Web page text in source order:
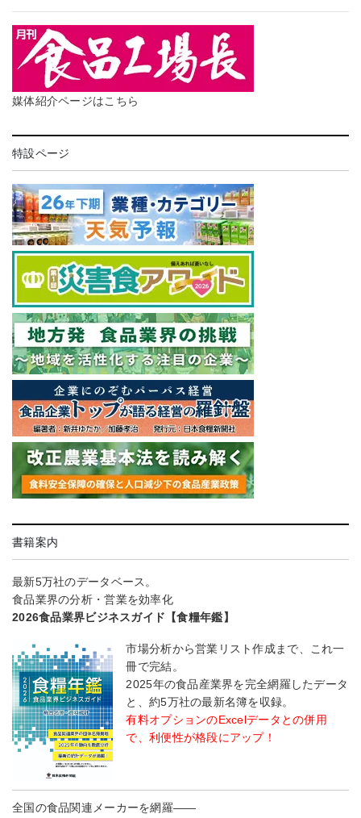
媒体紹介ページはこちら
特設ページ
書籍案内
最新5万社のデータベース。
食品業界の分析・営業を効率化
2026食品業界ビジネスガイド【食糧年鑑】
市場分析から営業リスト作成まで、これ一
冊で完結。
2025年の食品産業界を完全網羅したデータ
と、約5万社の最新名簿を収録。
有料オプションのExcelデータとの併用
で、利便性が格段にアップ！
全国の食品関連メーカーを網羅――